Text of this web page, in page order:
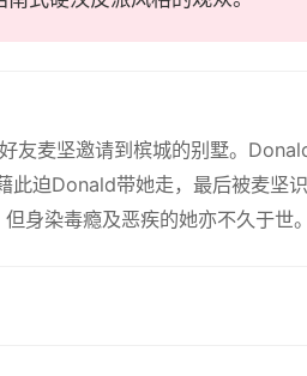
友麦坚邀请到槟城的别墅。
此迫Donald带她走，最后被麦坚
身染毒瘾及恶疾的她亦不久于世